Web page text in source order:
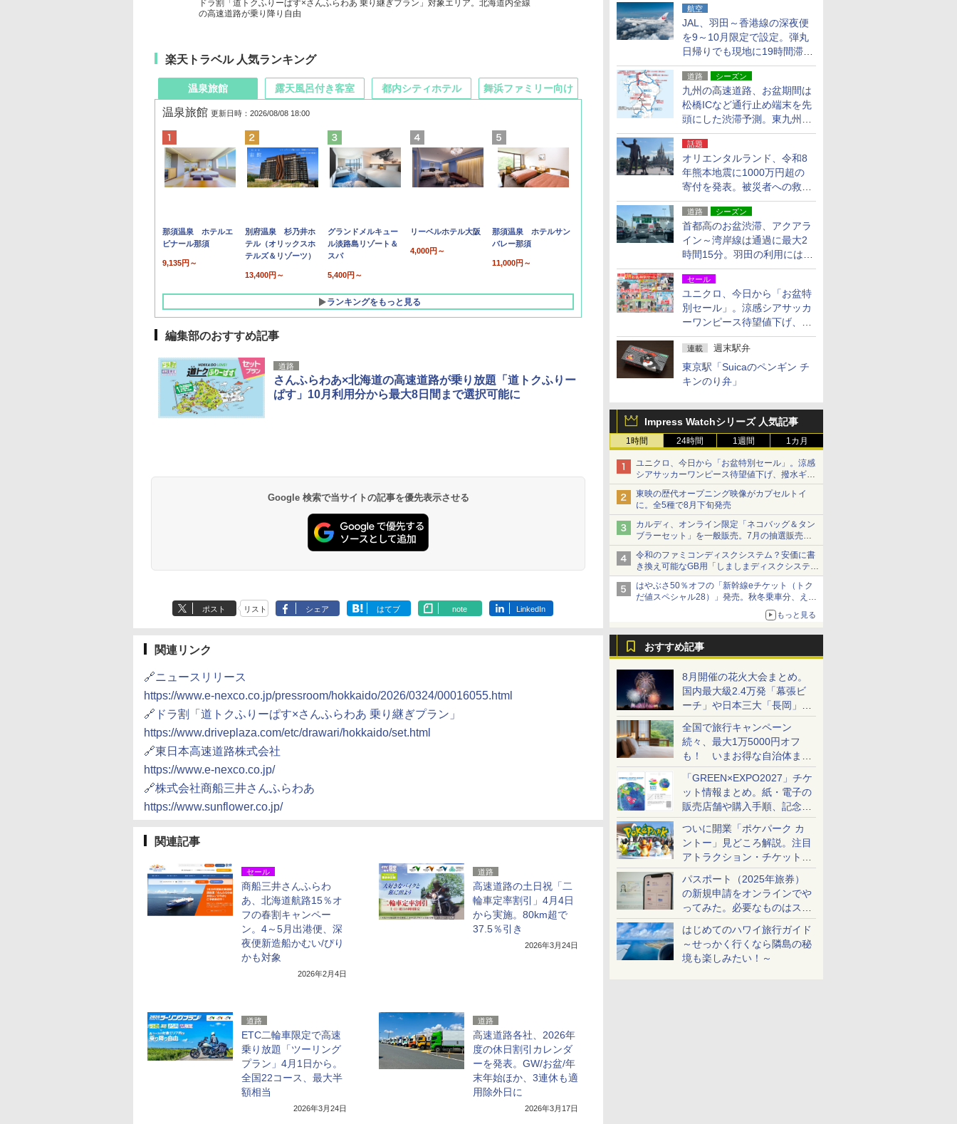
航空
JAL、羽田～香港線の深夜便
を9～10月限定で設定。弾丸
日帰りでも現地に19時間滞在
できる
道路 シーズン
九州の高速道路、お盆期間は
松橋ICなど通行止め端末を先
頭にした渋滞予測。東九州道
への迂回は料金調整を実施
話題
オリエンタルランド、令和8
年熊本地震に1000万円超の
寄付を発表。被災者への救援
活動・復旧支援
道路 シーズン
首都高のお盆渋滞、アクアラ
イン～湾岸線は通過に最大2
時間15分。羽田の利用には
「空港西出口」の利用検討を
セール
ユニクロ、今日から「お盆特
別セール」。涼感シアサッカ
ーワンピース待望値下げ、撥
水ギアショーツは1990円に
連載 週末駅弁
東京駅「Suicaのペンギン チ
キンのり弁」
Impress Watchシリーズ 人気記事
1時間 24時間 1週間 1カ月
ユニクロ、今日から「お盆特別セール」。涼感
シアサッカーワンピース待望値下げ、撥水ギア
ショーツは1990円に
東映の歴代オープニング映像がカプセルトイ
に。全5種で8月下旬発売
カルディ、オンライン限定「ネコバッグ＆タン
ブラーセット」を一般販売。7月の抽選販売の
当選無効分
令和のファミコンディスクシステム？安価に書
き換え可能なGB用「しましまディスクシステ
ム」
はやぶさ50％オフの「新幹線eチケット（トク
だ値スペシャル28）」発売。秋冬乗車分、えき
もっと見る
おすすめ記事
8月開催の花火大会まとめ。
国内最大級2.4万発「幕張ビ
ーチ」や日本三大「長岡」な
ど大型イベント目白押し！
全国で旅行キャンペーン
続々、最大1万5000円オフ
も！ いまお得な自治体まと
め
「GREEN×EXPO2027」チケ
ット情報まとめ。紙・電子の
販売店舗や購入手順、記念チ
ケットも解説
ついに開業「ポケパーク カ
ントー」見どころ解説。注目
アトラクション・チケット手
配・来場前に必要な準備は？
パスポート（2025年旅券）
の新規申請をオンラインでや
ってみた。必要なものはスマ
ホとマイナカードのみ
はじめてのハワイ旅行ガイド
～せっかく行くなら隣島の秘
境も楽しみたい！～
ドラ割「道トクふりーぱす×さんふらわあ 乗り継ぎプラン」対象エリア。北海道内全線
の高速道路が乗り降り自由
楽天トラベル 人気ランキング
温泉旅館
温泉旅館 更新日時：2026/08/08 18:00
那須温泉 ホテルエ
ピナール那須
9,135円～
別府温泉 杉乃井ホ
テル（オリックスホ
テルズ＆リゾーツ）
13,400円～
グランドメルキュー
ル淡路島リゾート＆
スパ
5,400円～
リーベルホテル大阪
4,000円～
那須温泉 ホテルサン
バレー那須
11,000円～
ランキングをもっと見る
露天風呂付き客室
10,450円～
19,541円～
都内シティホテル 舞浜ファミリー向け
7,950円～
5,758円～
編集部のおすすめ記事
道路
さんふらわあ×北海道の高速道路が乗り放題「道トクふりー
ぱす」10月利用分から最大8日間まで選択可能に
Google 検索で当サイトの記事を優先表示させる
ポスト リスト シェア はてブ note LinkedIn
関連リンク
🔗ニュースリリース
https://www.e-nexco.co.jp/pressroom/hokkaido/2026/0324/00016055.html
🔗ドラ割「道トクふりーぱす×さんふらわあ 乗り継ぎプラン」
https://www.driveplaza.com/etc/drawari/hokkaido/set.html
🔗東日本高速道路株式会社
https://www.e-nexco.co.jp/
🔗株式会社商船三井さんふらわあ
https://www.sunflower.co.jp/
関連記事
セール
商船三井さんふらわ
あ、北海道航路15％オ
フの春割キャンペー
ン。4～5月出港便、深
夜便新造船かむい/ぴり
かも対象
2026年2月4日
道路
高速道路の土日祝「二
輪車定率割引」4月4日
から実施。80km超で
37.5％引き
2026年3月24日
道路
ETC二輪車限定で高速
乗り放題「ツーリング
プラン」4月1日から。
全国22コース、最大半
額相当
2026年3月24日
道路
高速道路各社、2026年
度の休日割引カレンダ
ーを発表。GW/お盆/年
末年始ほか、3連休も適
用除外日に
2026年3月17日